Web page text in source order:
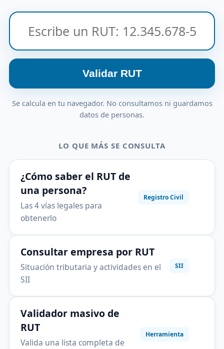
Validar RUT
Se calcula en tu navegador. No consultamos ni guardamos
datos de personas.
LO QUE MÁS SE CONSULTA
¿Cómo saber el RUT de
una persona?
Las 4 vías legales para
obtenerlo
Registro Civil
Consultar empresa por RUT
Situación tributaria y actividades en el
SII
SII
Validador masivo de
RUT
Valida una lista completa de
Herramienta